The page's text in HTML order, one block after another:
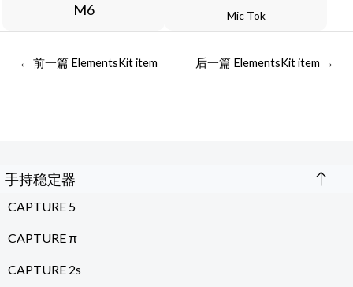
M6 Mic Tok
← 前一篇 ElementsKit item 后一篇 ElementsKit item →
手持稳定器
CAPTURE 5
CAPTURE π
CAPTURE 2s